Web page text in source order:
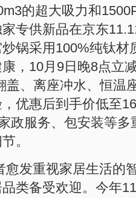
的超大吸力和
专供新品在京东
锅采用100%纯钛材
，10月9日晚8点立
盖、离座冲水、恒温
优惠后到手价低至
政服务、包安装等
。
愈发重视家居生活的
类备受欢迎。今年